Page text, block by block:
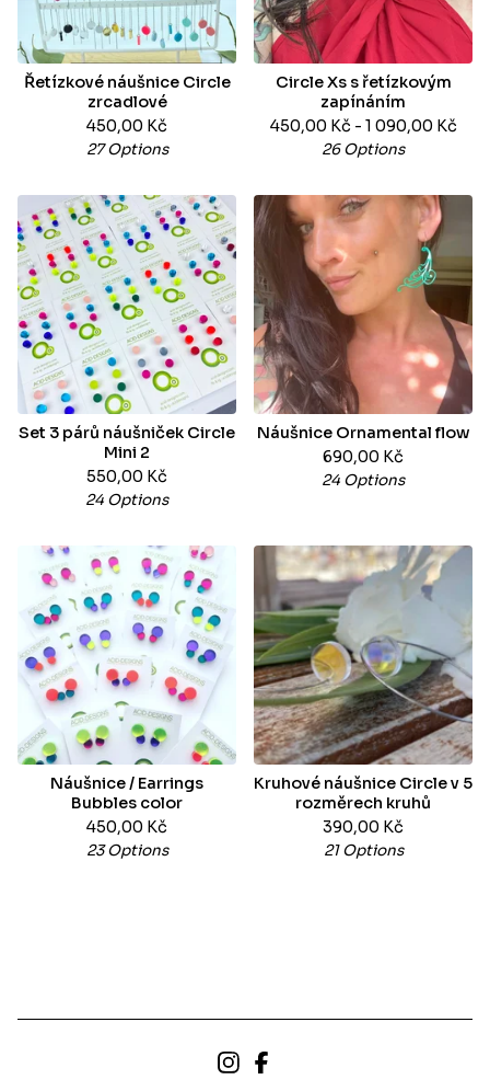
Řetízkové náušnice Circle
zrcadlové
450,00 Kč
27 Options
Circle Xs s řetízkovým
zapínáním
450,00 Kč - 1 090,00 Kč
26 Options
Set 3 párů náušniček Circle
Mini 2
550,00 Kč
24 Options
Náušnice Ornamental flow
690,00 Kč
24 Options
Náušnice / Earrings
Bubbles color
450,00 Kč
23 Options
Kruhové náušnice Circle v 5
rozměrech kruhů
390,00 Kč
21 Options